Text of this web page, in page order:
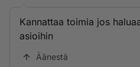
Kannattaa toimia jos
asioihin
Äänestä